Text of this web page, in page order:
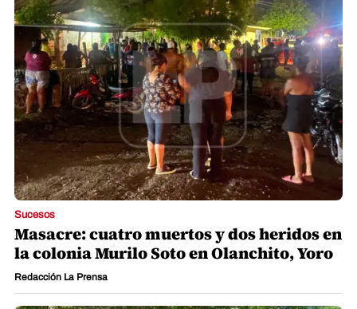
Sucesos
Masacre: cuatro muertos y dos heridos en
la colonia Murilo Soto en Olanchito, Yoro
Redacción La Prensa